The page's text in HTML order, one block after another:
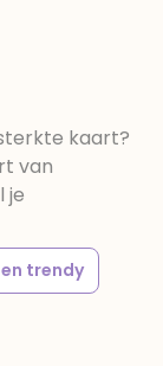
kaart?
van
je
trendy